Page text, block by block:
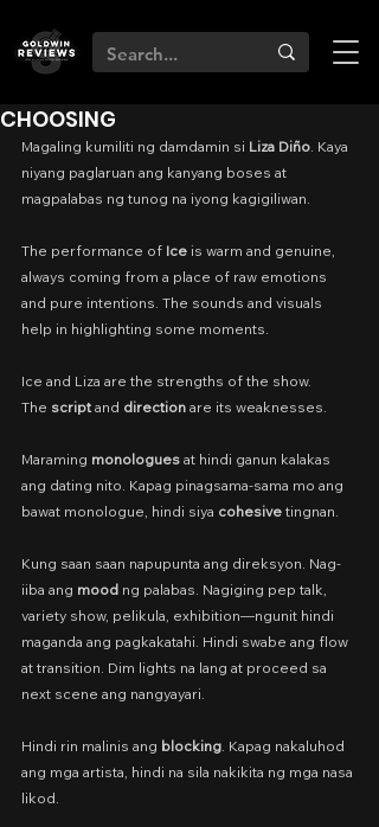
CHOOSING
Magaling kumiliti ng damdamin si Liza Diño. Kaya
niyang paglaruan ang kanyang boses at
magpalabas ng tunog na iyong kagigiliwan.
The performance of Ice is warm and genuine,
always coming from a place of raw emotions
and pure intentions. The sounds and visuals
help in highlighting some moments.
Ice and Liza are the strengths of the show.
The script and direction are its weaknesses.
Maraming monologues at hindi ganun kalakas
ang dating nito. Kapag pinagsama-sama mo ang
bawat monologue, hindi siya cohesive tingnan.
Kung saan saan napupunta ang direksyon. Nag-
iiba ang mood ng palabas. Nagiging pep talk,
variety show, pelikula, exhibition—ngunit hindi
maganda ang pagkakatahi. Hindi swabe ang flow
at transition. Dim lights na lang at proceed sa
next scene ang nangyayari.
Hindi rin malinis ang blocking. Kapag nakaluhod
ang mga artista, hindi na sila nakikita ng mga nasa
likod.